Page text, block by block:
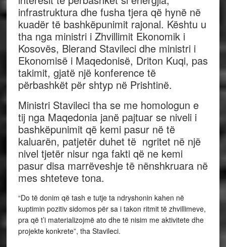
infrastruktura dhe fusha tjera që hynë në
kuadër të bashkëpunimit rajonal. Kështu u
tha nga ministri i Zhvillimit Ekonomik i
Kosovës, Blerand Stavileci dhe ministri i
Ekonomisë i Maqedonisë, Driton Kuqi, pas
takimit, gjatë një konference të
përbashkët për shtyp në Prishtinë.
Ministri Stavileci tha se me homologun e
tij nga Maqedonia janë pajtuar se niveli i
bashkëpunimit që kemi pasur në të
kaluarën, patjetër duhet të ngritet në një
nivel tjetër nisur nga fakti që ne kemi
pasur disa marrëveshje të nënshkruara në
mes shteteve tona.
“Do të donim që tash e tutje ta ndryshonin kahen në
kuptimin pozitiv sidomos për sa i takon ritmit të zhvillimeve,
pra që t’i materializojmë ato dhe të nisim me aktivitete dhe
projekte konkrete”, tha Stavileci.